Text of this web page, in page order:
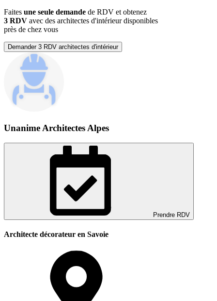
Faites une seule demande de RDV et obtenez
3 RDV avec des architectes d'intérieur disponibles
près de chez vous
Demander 3 RDV architectes d'intérieur
Unanime Architectes Alpes
Prendre RDV
Architecte décorateur en Savoie